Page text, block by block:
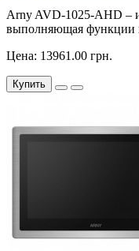
Arny AVD-1025-AHD –
выполняющая функции
Цена: 13961.00 грн.
Купить